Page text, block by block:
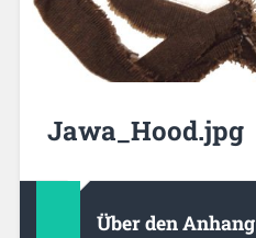
Jawa_Hood.jpg
Über den Anhang